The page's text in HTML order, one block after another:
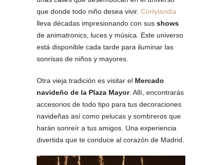
que donde todo niño desea vivir. Cortylandia
lleva décadas impresionando con sus shows
de animatronics, luces y música. Este universo
está disponible cada tarde para iluminar las
sonrisas de niños y mayores.
Otra vieja tradición es visitar el Mercado
navideño de la Plaza Mayor. Allí, encontrarás
accesorios de todo tipo para tus decoraciones
navideñas así como pelucas y sombreros que
harán sonreír a tus amigos. Una experiencia
divertida que te conduce al corazón de Madrid.